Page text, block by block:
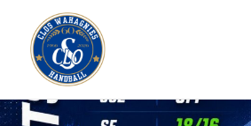
CLOS Wahagnies